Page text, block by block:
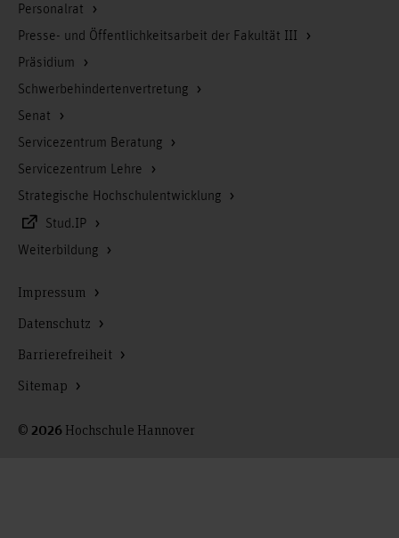
Personalrat
Presse- und Öffentlichkeitsarbeit der Fakultät III
Präsidium
Schwerbehindertenvertretung
Senat
Servicezentrum Beratung
Servicezentrum Lehre
Strategische Hochschulentwicklung
Stud.IP
Weiterbildung
© 2026 Hochschule Hannover
Impressum
Datenschutz
Barrierefreiheit
Sitemap